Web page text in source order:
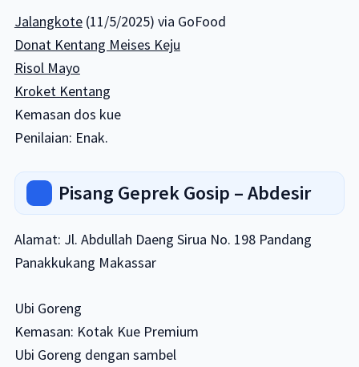
Jalangkote(11/5/2025) via GoFood
Donat Kentang Meises Keju
Risol Mayo
Kroket Kentang
Kemasan dos kue
Penilaian: Enak.
Pisang Geprek Gosip – Abdesir
Alamat: Jl. Abdullah Daeng Sirua No. 198 Pandang
Panakkukang Makassar
Ubi Goreng
Kemasan: Kotak Kue Premium
Ubi Goreng dengan sambel